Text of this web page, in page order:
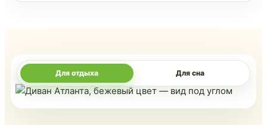
Для отдыха Для сна